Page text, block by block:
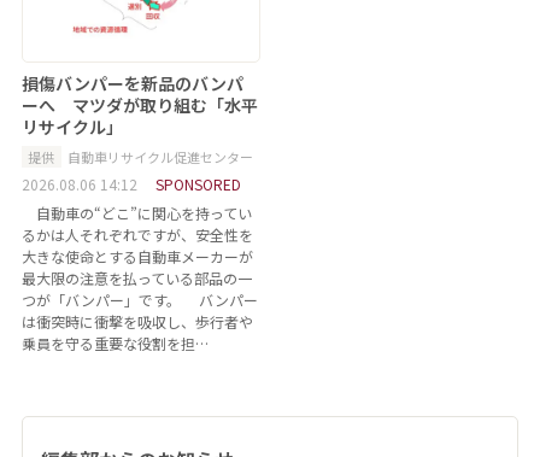
損傷バンパーを新品のバンパ
ーへ マツダが取り組む「水平
リサイクル」
提供 自動車リサイクル促進センター
2026.08.06 14:12
SPONSORED
自動車の“どこ”に関心を持ってい
るかは人それぞれですが、安全性を
大きな使命とする自動車メーカーが
最大限の注意を払っている部品の一
つが「バンパー」です。 バンパー
は衝突時に衝撃を吸収し、歩行者や
乗員を守る重要な役割を担…